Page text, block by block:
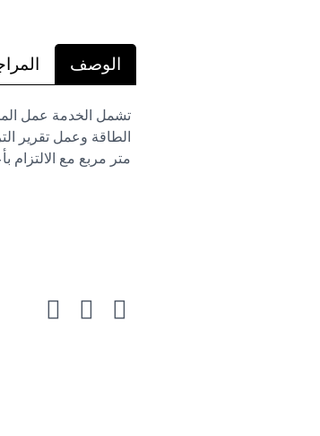
الوصف
تشمل الخدمة عمل
متر مربع مع الالتزام